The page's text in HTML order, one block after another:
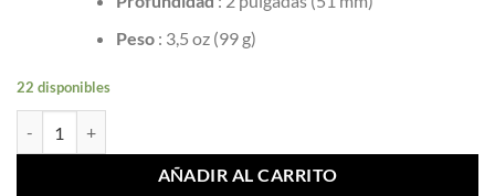
Peso: 3,5 oz (99 g)
22 disponibles
AÑADIR AL CARRITO